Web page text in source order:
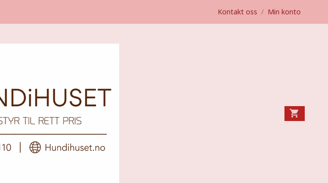
Kontakt oss / Min konto